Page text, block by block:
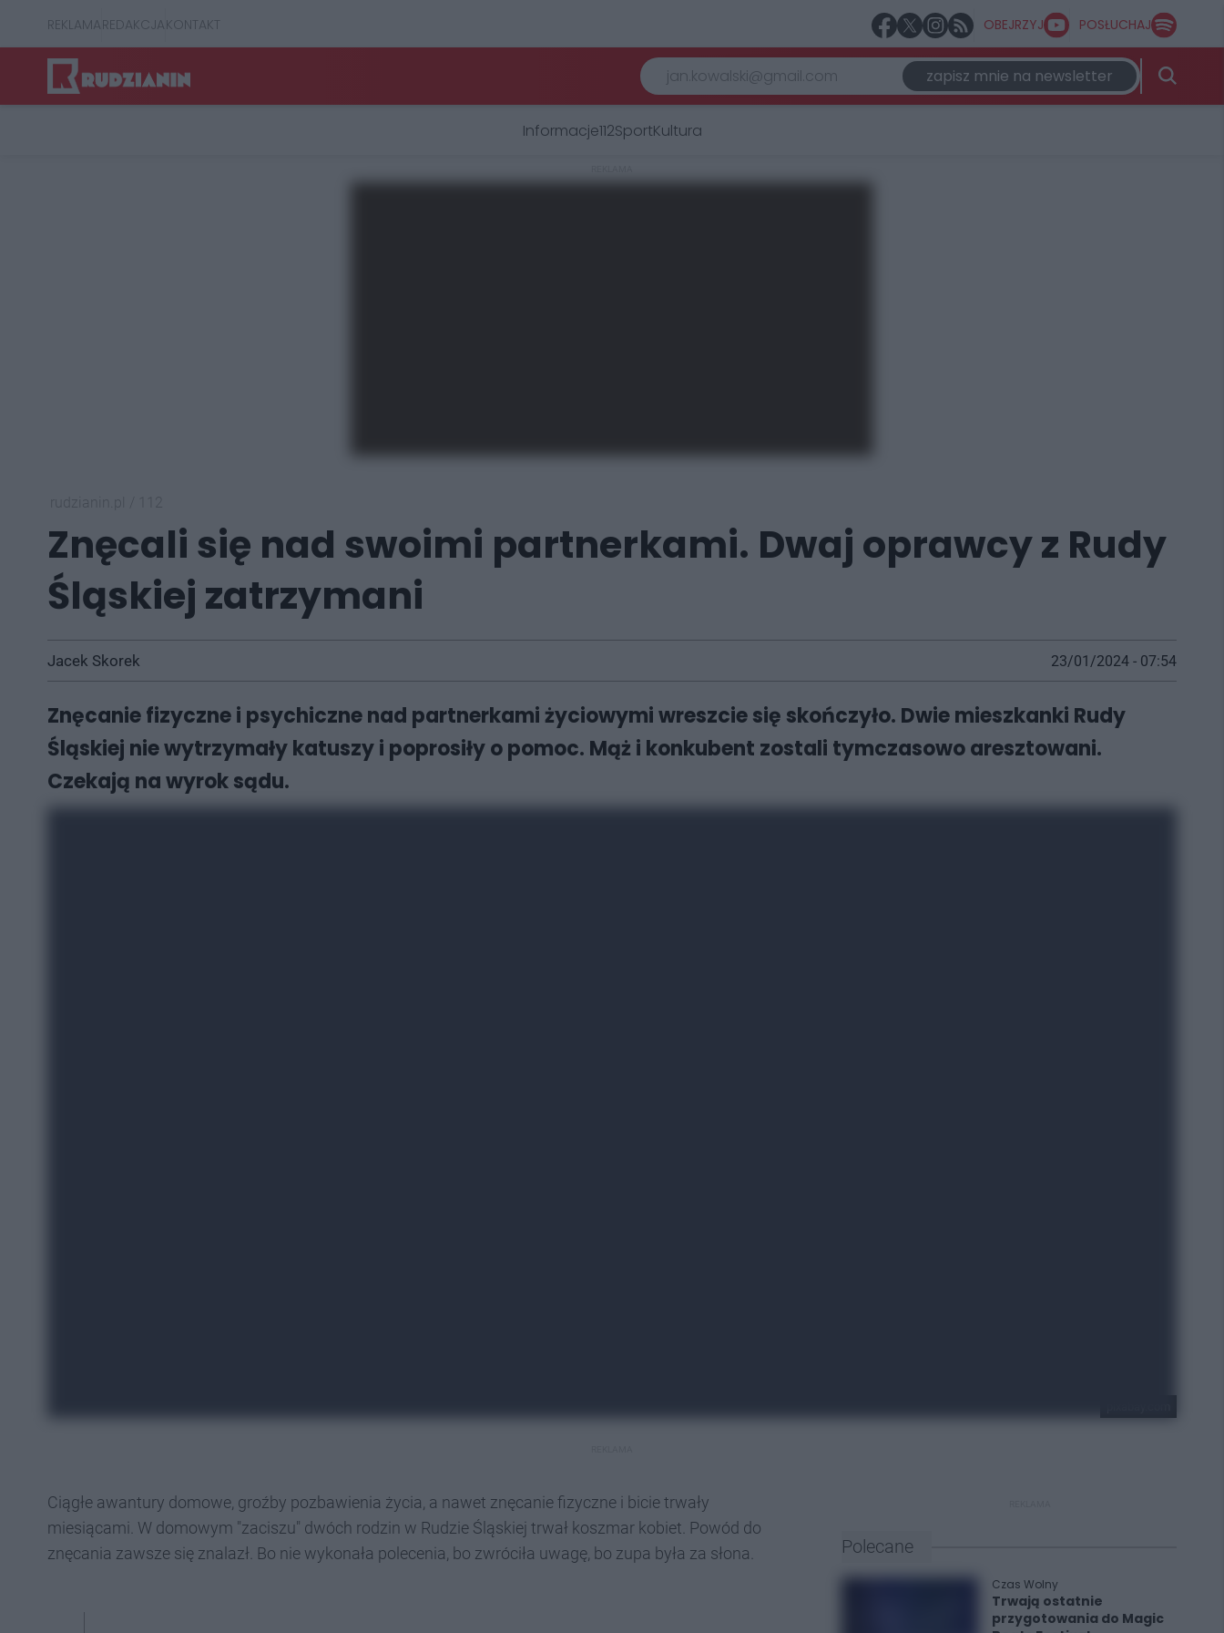
REKLAMAREDAKCJAKONTAKT OBEJRZYJ POSŁUCHAJ
zapisz mnie na newsletter
Informacje112SportKultura
Znęcali się nad swoimi partnerkami. Dwaj oprawcy z Rudy
Śląskiej zatrzymani
Jacek Skorek 23/01/2024 - 07:54
Znęcanie fizyczne i psychiczne nad partnerkami życiowymi wreszcie się skończyło. Dwie mieszkanki Rudy
Śląskiej nie wytrzymały katuszy i poprosiły o pomoc. Mąż i konkubent zostali tymczasowo aresztowani.
Czekają na wyrok sądu.
Ciągłe awantury domowe, groźby pozbawienia życia, a nawet znęcanie fizyczne i bicie trwały
miesiącami. W domowym "zaciszu" dwóch rodzin w Rudzie Śląskiej trwał koszmar kobiet. Powód do
znęcania zawsze się znalazł. Bo nie wykonała polecenia, bo zwróciła uwagę, bo zupa była za słona.
Polecane
Czas Wolny
Trwają ostatnie
przygotowania do Magic